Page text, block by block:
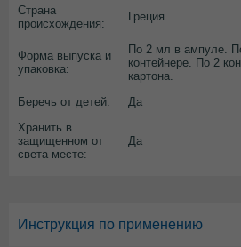
Страна
происхождения:
Греция
Форма выпуска и
упаковка:
По 2 мл в ампуле.
контейнере. По 2
картона.
Беречь от детей:
Да
Хранить в
защищенном от
света месте:
Да
Инструкция по применению